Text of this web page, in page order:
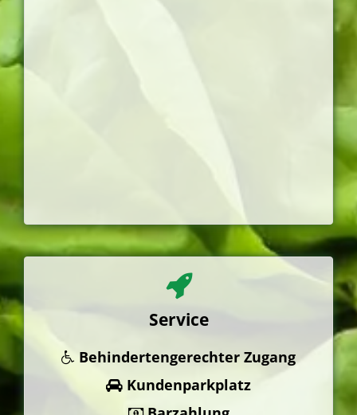
Service
Behindertengerechter Zugang
Kundenparkplatz